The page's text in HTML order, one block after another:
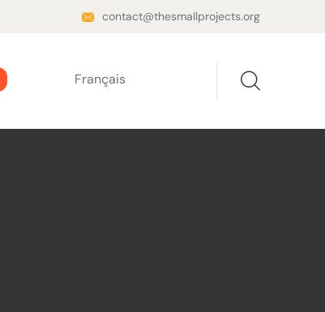
contact@thesmallprojects.org
Français